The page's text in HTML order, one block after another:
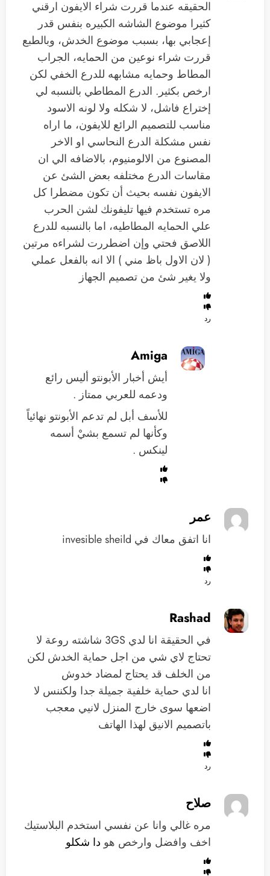
الحقيقه عندما قررت شراء الايفون ارقني
كثيرا موضوع الشاشه الكبيره بنفس قدر
إعجابي بها، بسبب موضوع الخدش، وبالطبع
قررت شراء نوعين من الحمايه، الجراب
المطاط وحمايه مشابهه للدرع الخفي لكن
ارخص بكثير. الدرع المطاطي بالنسبه لي
إختراع فاشل، لا شكله ولا لونه الاسود
مناسب للتصميم الرائع للايفون، ما اراه
نفس مشكلة الدرع النحاسي او الاخر
المصنوع من الالومنيوم، بالاضافه الي ان
مقاسات الدرع مختلفه بعض الشئ عن
الايفون نفسه بحيث أن تكون مضطرا كل
مره تستخدم فيها تليفونك لشن الحرب
علي الحمايه المطاطيه، اما بالنسبه للدرع
اللاصق فحتي وإن اضطررت لشراءه مرتين
( لان الاول باظ مني ) الا انه بالفعل عملي
ولا يغير شئ من تصميم الجهاز
رد
Amiga
أيش أخبار الأبونتو أليس رائع
ودعمه للعربي ممتاز .
للأسف أبل لم تدعم الأبونتو نهائياً
وكأنها لم تسمع بشيْ أسمه
لينكس .
عمر
انا اتفق معاك في invesible sheild
رد
Rashad
في الحقيقة انا لدي 3GS شاشته روعة لا
تحتاج لاي شي من اجل حماية الخدش لكن
من الخلف قد يحتاج لمضاد خدوش
انا لدي حماية خلفية جميلة جدا ولكننس لا
اضعها سوى خارج المنزل لانيي معجب
باتصميم الانيق لهذا الهاتف
رد
صلاح
مره غالي وانا عن نفسي استخدم البلاستيك
اخف وافضل وارخص هو دا شكلو